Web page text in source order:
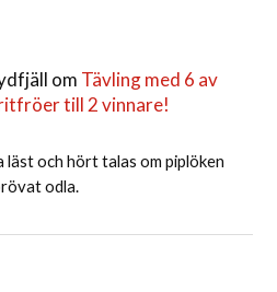
om Tävling med 6 av
till 2 vinnare!
läst och hört talas om piplöken
odla.